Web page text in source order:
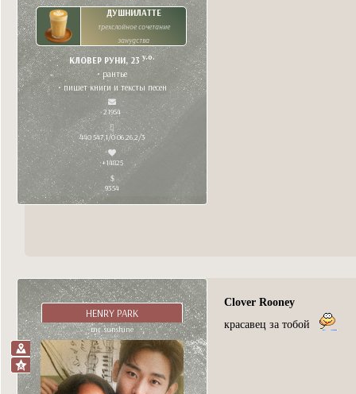
ДУШНИЛАТТЕ
трехслойное сочетание
занудства
КЛОВЕР РУНИ, 23y.o.
• рантье
• пишет книги и тексты песен
21954
440 547,1/0 06.26,2/3
+14825
9354
HENRY PARK
mr. sunshine
Clover Rooney
красавец за тобой